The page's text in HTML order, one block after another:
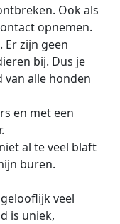
Ook als
opnemen.
Er zijn geen
bij. Dus je
alle honden
en met een
al te veel blaft
buren.
veel
is uniek,